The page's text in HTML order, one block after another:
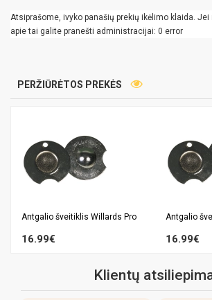
Atsiprašome, ivyko panašių prekių ikėlimo klaida.
apie tai galite pranešti administracijai: 0 error
PERŽIŪRĖTOS PREKĖS
Antgalio šveitiklis Willards Pro
16.99€
Antgalio
16.99€
Klientų